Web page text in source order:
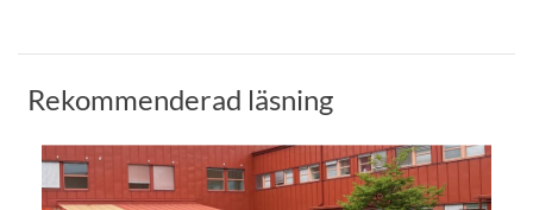
Rekommenderad läsning